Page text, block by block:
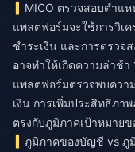
MICO ตรวจสอบตำแ
แพลตฟอร์มจะใช้การวิเ
ชำระเงิน และการตรวจ
อาจทำให้เกิดความล่าช้า
แพลตฟอร์มตรวจพบควา
เงิน การเพิ่มประสิทธิภา
ตรงกับภูมิภาคเป้าหมาย
ภูมิภาคของบัญชี vs ภู